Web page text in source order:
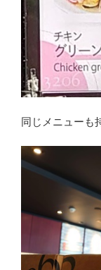
同じメニューも